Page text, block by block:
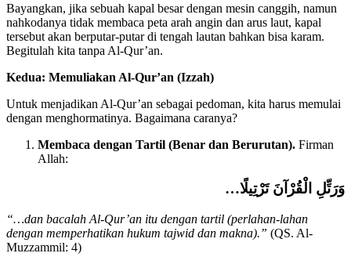
Bayangkan, jika sebuah kapal besar dengan mesin canggih, namun
nahkodanya tidak membaca peta arah angin dan arus laut, kapal
tersebut akan berputar-putar di tengah lautan bahkan bisa karam.
Begitulah kita tanpa Al-Qur’an.
Kedua: Memuliakan Al-Qur’an (Izzah)
Untuk menjadikan Al-Qur’an sebagai pedoman, kita harus memulai
dengan menghormatinya. Bagaimana caranya?
Membaca dengan Tartil (Benar dan Berurutan). Firman
Allah:
…وَرَتِّلِ الْقُرْآنَ تَرْتِيلًا
“…dan bacalah Al-Qur’an itu dengan tartil (perlahan-lahan
dengan memperhatikan hukum tajwid dan makna).” (QS. Al-
Muzzammil: 4)